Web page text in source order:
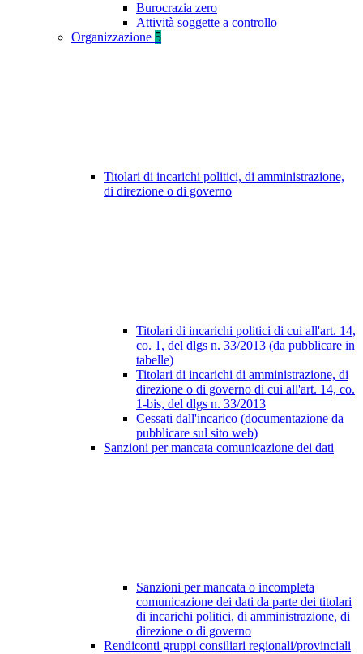
Burocrazia zero
Attività soggette a controllo
Organizzazione 5
Titolari di incarichi politici, di amministrazione,
di direzione o di governo
Titolari di incarichi politici di cui all'art. 14,
co. 1, del dlgs n. 33/2013 (da pubblicare in
tabelle)
Titolari di incarichi di amministrazione, di
direzione o di governo di cui all'art. 14, co.
1-bis, del dlgs n. 33/2013
Cessati dall'incarico (documentazione da
pubblicare sul sito web)
Sanzioni per mancata comunicazione dei dati
Sanzioni per mancata o incompleta
comunicazione dei dati da parte dei titolari
di incarichi politici, di amministrazione, di
direzione o di governo
Rendiconti gruppi consiliari regionali/provinciali